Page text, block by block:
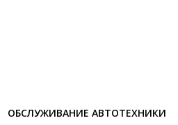
ОБСЛУЖИВАНИЕ АВТОТЕХНИКИ